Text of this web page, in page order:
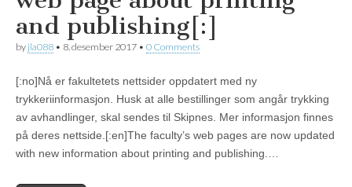
and publishing[:]
by jla088 • 8. desember 2017 • 0 Comments
[:no]Nå er fakultetets nettsider oppdatert med ny
trykkeriinformasjon. Husk at alle bestillinger som angår trykking
av avhandlinger, skal sendes til Skipnes. Mer informasjon finnes
på deres nettside.[:en]The faculty’s web pages are now updated
with new information about printing and publishing.…